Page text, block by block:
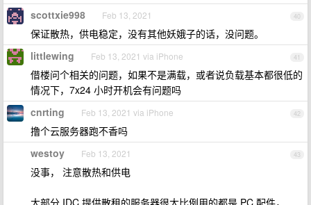
40
scottxie998 Feb 13, 2021
保证散热，供电稳定，没有其他妖娥子的话，没问题。
41
littlewing Feb 13, 2021 via iPhone
借楼问个相关的问题，如果不是满载，或者说负载基本都很低的
情况下，7x24 小时开机会有问题吗
42
cnrting Feb 13, 2021 via iPhone
撸个云服务器跑不香吗
43
westoy Feb 13, 2021
没事， 注意散热和供电
大部分 IDC 提供散租的服务器很大比例用的都是 PC 配件，